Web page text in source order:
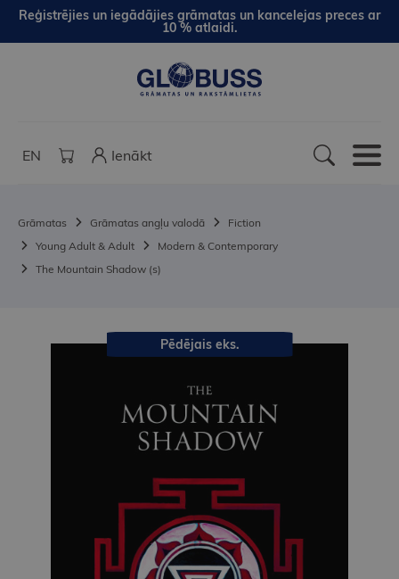
Reģistrējies un iegādājies grāmatas un kancelejas preces ar
10 % atlaidi.
EN Ienākt
Grāmatas Grāmatas angļu valodā
Fiction
Young Adult & Adult
Modern & Contemporary
The Mountain Shadow (s)
Pēdējais eks.